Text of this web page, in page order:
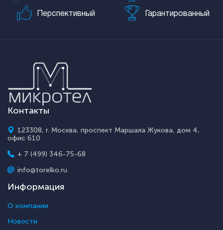
Перспективный Гарантированный
Контакты
123308, г. Москва, проспект Маршала Жукова, дом 4,
офис 610
+ 7 (499) 346-75-68
info@torelko.ru
Информация
О компании
Новости